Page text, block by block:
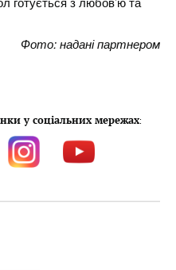
Фото: надані партнером
у соціальних мережах: